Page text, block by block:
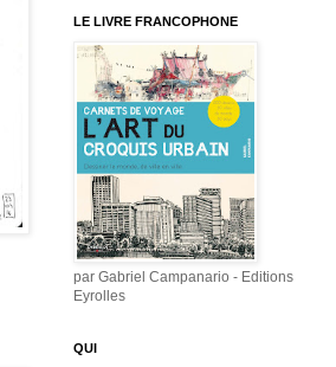
LE LIVRE FRANCOPHONE
par Gabriel Campanario - Editions
Eyrolles
QUI